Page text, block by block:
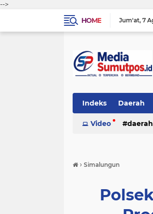
-->
HOME
Jum'at 7
Indeks Daerah
Video daerah
› Simalungun